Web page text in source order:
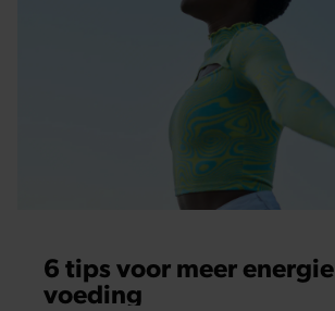
6 tips voor meer
voeding